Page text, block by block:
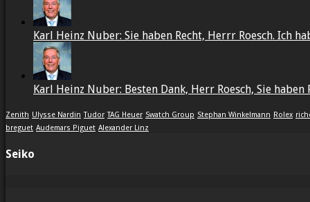
Karl Heinz Nuber: Sie haben Recht, Herrr Roesch. Ich
Karl Heinz Nuber: Besten Dank, Herr Roesch, Sie
Zenith Ulysse Nardin Tudor TAG Heuer Swatch Group Stephan Winkelmann Rolex
breguet Audemars Piguet Alexander Linz
Seiko